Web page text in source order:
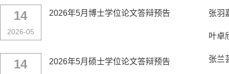
14
2026-05
2026年5月博士学位论文答辩预告
14 2026年5月硕士学位论文答辩预告
张羽
叶卓
张兰